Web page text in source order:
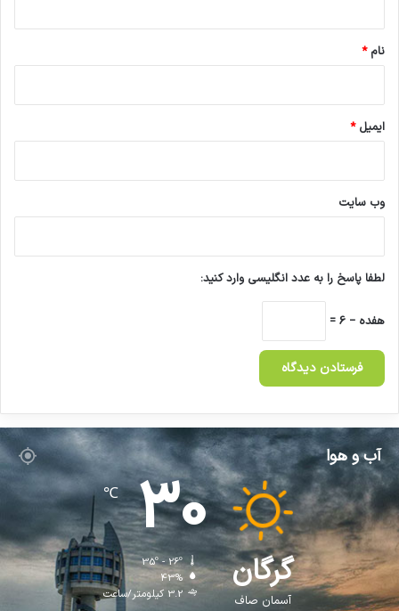
نام*
ایمیل*
وب‌ سایت
لطفا پاسخ را به عدد انگلیسی وارد کنید:
هفده − 6 =
آب و هوا
گرگان
آسمان صاف
30
℃
35º - 26º
43%
3.2 کیلومتر/ساعت